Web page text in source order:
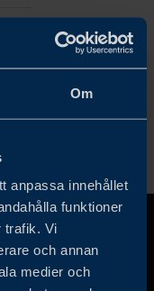
Om
anpassa innehållet
funktioner
trafik. Vi
och annan
medier och